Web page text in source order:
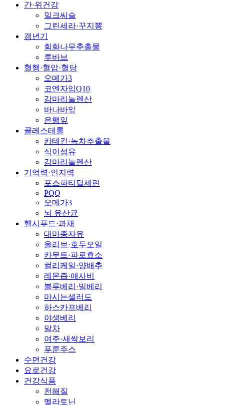
간·위건강
밀크씨슬
그린세라·꾸지뽕
갱년기
회화나무추출물
루바브
혈행·혈압·혈당
오메가3
코엔자임Q10
감마리놀렌산
바나바잎
은행잎
콜레스테롤
카테킨·녹차추출물
식이섬유
감마리놀렌산
기억력·인지력
포스파티딜세린
PQQ
오메가3
뇌 유산균
헬시푸드·과채
대마종자유
올리브·호두오일
카무트·파로효소
컬리케일·양배추
레몬즙·애사비
블루베리·빌베리
마시는샐러드
하스카프베리
야생베리
말차
여주·새싹보리
푸룬주스
수면건강
요로건강
건강식품
전해질
멜라토닌